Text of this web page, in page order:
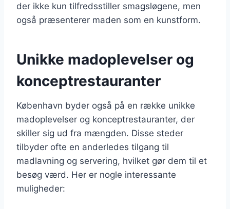
der ikke kun tilfredsstiller smagsløgene, men
også præsenterer maden som en kunstform.
Unikke madoplevelser og
konceptrestauranter
København byder også på en række unikke
madoplevelser og konceptrestauranter, der
skiller sig ud fra mængden. Disse steder
tilbyder ofte en anderledes tilgang til
madlavning og servering, hvilket gør dem til et
besøg værd. Her er nogle interessante
muligheder: